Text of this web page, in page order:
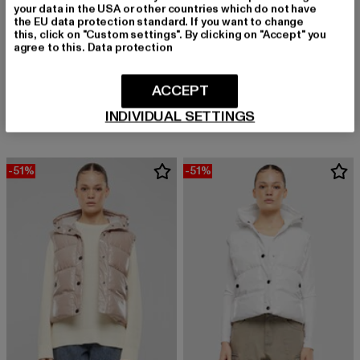
URBAN CLASSICS
Derzeitiger Preis: 21,11 EURAktionspreis: 32,99 EUR
26,99 EUR
Derzeitiger Preis: 26,99 EUR
-51% -51%
your data in the USA or other countries which do not have
the EU data protection standard. If you want to change
this, click on "Custom settings". By clicking on "Accept" you
agree to this. Data protection
INDIVIDUAL SETTINGS
ACCEPT